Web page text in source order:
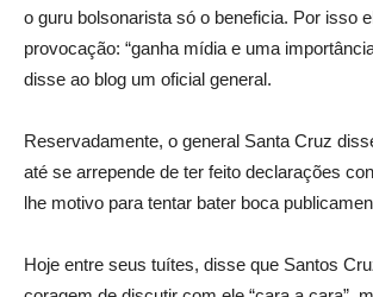
o guru bolsonarista só o beneficia. Por isso
provocação: “ganha mídia e uma
disse ao blog um oficial general.
Reservadamente, o general Santa Cruz
até se arrepende de ter feito declarações
lhe motivo para tentar bater boca
Hoje entre seus tuítes, disse que Santos